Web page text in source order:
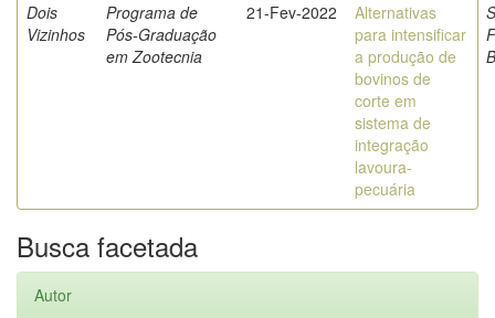
Dois
Vizinhos
Programa de
Pós-Graduação
em Zootecnia
21-Fev-2022
Alternativas
para intensificar
a produção de
bovinos de
corte em
sistema de
integração
lavoura-
pecuária
Busca facetada
Autor